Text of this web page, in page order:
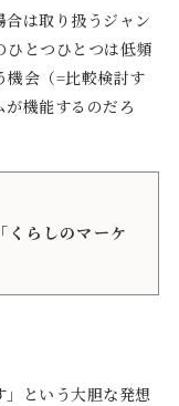
は取り扱うジャン
ひとつひとつは低頻
機会（=比較検討す
機能するのだろ
くらしのマーケ
という大胆な発想